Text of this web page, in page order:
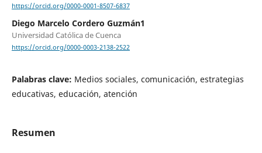
https://orcid.org/0000-0001-8507-6837
Diego Marcelo Cordero Guzmán1
Universidad Católica de Cuenca
https://orcid.org/0000-0003-2138-2522
Palabras clave: Medios sociales, comunicación, estrategias
educativas, educación, atención
Resumen